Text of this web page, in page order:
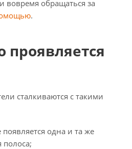
обращаться за
.
проявляется
сталкиваются с такими
появляется одна и та же
полоса;